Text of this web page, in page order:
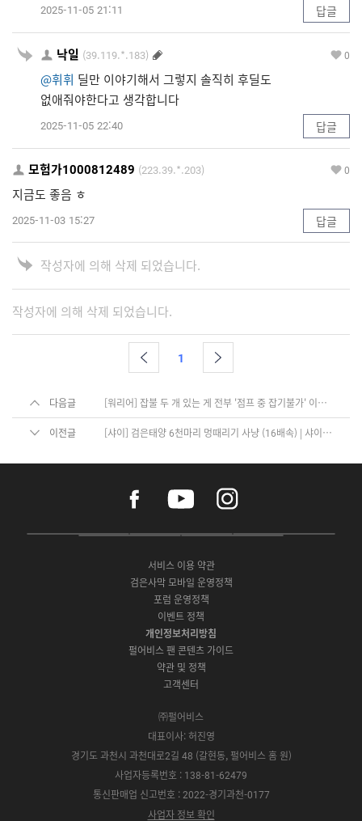
2025-11-05 21:11 답글
낙일 (39.119.*.183) 0
@휘휘 딜만 이야기해서 그렇지 솔직히 후딜도
없애줘야한다고 생각합니다
2025-11-05 22:40 답글
모험가1000812489 (223.39.*.203) 0
지금도 좋음 ㅎ
2025-11-03 15:27 답글
작성자에 의해 삭제 되었습니다.
작성자에 의해 삭제 되었습니다.
1
다음글 [워리어] 잡불 두 개 있는 게 전부 '점프 중 잡기불가' 이게 말이냐
이전글 [샤이] 검은태양 6천마리 멍때리기 사냥 (16배속) | 샤이 플레이 | BDM Shai BlackSun 6K AFK Farm (16x)
a
e
o
k
o
t
b
e
i
n
s
t
r
a
P
A
p
S
t
o
r
e
G
G
a
t
O
S
e
서비스 이용 약관
검은사막 모바일 운영정책
포럼 운영정책
이벤트 정책
개인정보처리방침
펄어비스 팬 콘텐츠 가이드
약관 및 정책
고객센터
㈜펄어비스
대표이사: 허진영
경기도 과천시 과천대로2길 48 (갈현동, 펄어비스 홈 원)
사업자등록번호 : 138-81-62479
통신판매업 신고번호 : 2022-경기과천-0177
사업자 정보 확인